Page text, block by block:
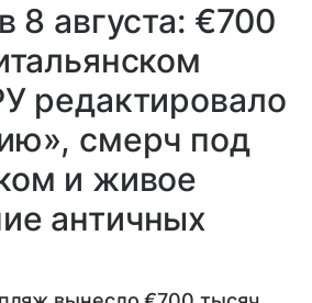
8 августа: €700
редактировало
смерч под
и живое
античных